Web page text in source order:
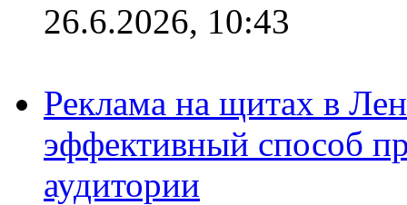
26.6.2026, 10:43
Реклама на щитах в
эффективный способ
аудитории